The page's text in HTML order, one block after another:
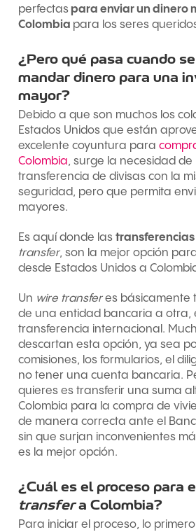
perfectas para enviar un dinero
Colombia para los seres
¿Pero qué pasa cuando
mandar dinero para una
mayor?
Debido a que son muchos los
Estados Unidos que están
excelente coyuntura para
Colombia, surge la necesidad
transferencia de divisas con la
seguridad, pero que permita
mayores.
Es aquí donde las
transfer, son la mejor opción
desde Estados Unidos a
Un wire transferes básicamente
de una entidad bancaria a otra,
transferencia internacional.
descartan esta opción, ya sea
comisiones, los formularios, el
no tener una cuenta bancaria.
quieres es transferir una suma
Colombia para la compra de
de manera correcta ante el
sin que surjan inconvenientes
es la mejor opción.
¿Cuál es el proceso para
transfera Colombia?
Para iniciar el proceso, lo